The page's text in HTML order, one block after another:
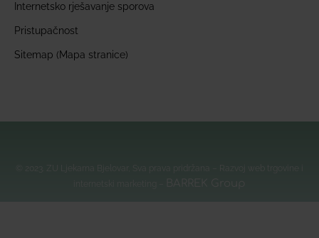
Internetsko rješavanje sporova
Pristupačnost
Sitemap (Mapa stranice)